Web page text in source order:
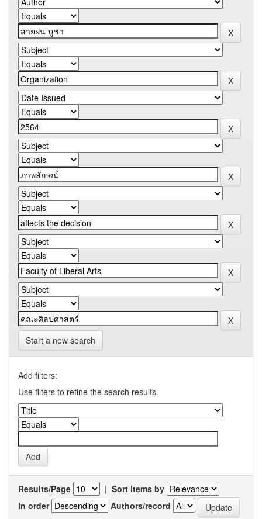
Start a new search
Add filters:
Use filters to refine the search results.
Results/Page | Sort items by
In order
Authors/record